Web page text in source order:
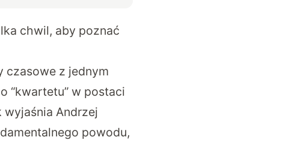
chwil, aby poznać
czasowe z jednym
“kwartetu” w postaci
Andrzej
powodu,